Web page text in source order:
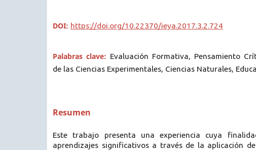
DOI: https://doi.org/10.22370/ieya.2017.3.2.724
Palabras clave: Evaluación Formativa, Pensamiento
de las Ciencias Experimentales, Ciencias Naturales,
Resumen
Este trabajo presenta una experiencia cuya
aprendizajes significativos a través de la aplicación